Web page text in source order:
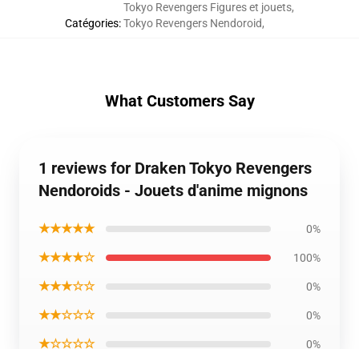
Catégories:
Tokyo Revengers Figures et jouets,
Tokyo Revengers Nendoroid,
What Customers Say
1 reviews for Draken Tokyo Revengers
Nendoroids - Jouets d'anime mignons
★★★★★ 0%
★★★★☆ 100%
★★★☆☆ 0%
★★☆☆☆ 0%
★☆☆☆☆ 0%